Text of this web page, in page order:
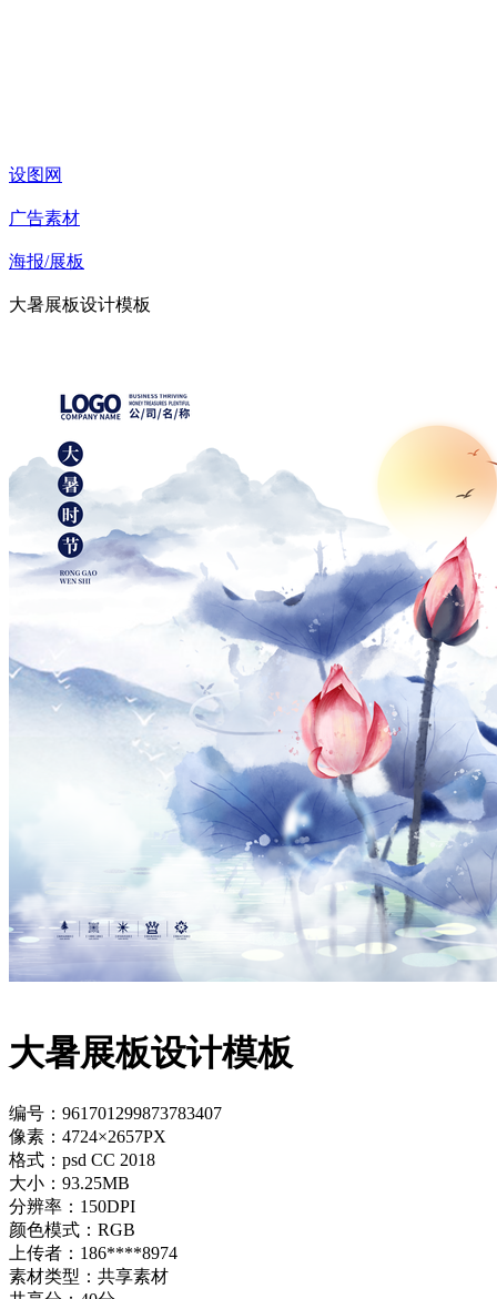
设图网
广告素材
海报/展板
大暑展板设计模板
大暑展板设计模板
编号：961701299873783407
像素：4724×2657PX
格式：psd CC 2018
大小：93.25MB
分辨率：150DPI
颜色模式：RGB
上传者：186****8974
素材类型：共享素材